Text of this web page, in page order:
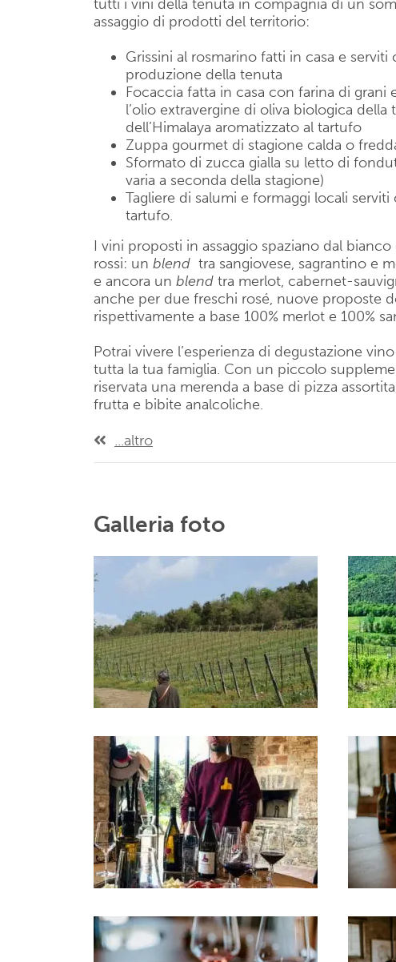
tutti i vini della tenuta in compagnia di un
assaggio di prodotti del territorio:
Grissini al rosmarino fatti in casa e
produzione della tenuta
Focaccia fatta in casa con farina di grani
l’olio extravergine di oliva biologica della
dell’Himalaya aromatizzato al tartufo
Zuppa gourmet di stagione calda o
Sformato di zucca gialla su letto di
varia a seconda della stagione)
Tagliere di salumi e formaggi locali
tartufo.
I vini proposti in assaggio spaziano dal bianco
rossi: un blend tra sangiovese, sagrantino e
e ancora un blend tra merlot, cabernet-
anche per due freschi rosé, nuove proposte
rispettivamente a base 100% merlot e 100%
Potrai vivere l’esperienza di degustazione
tutta la tua famiglia. Con un piccolo
riservata una merenda a base di pizza
frutta e bibite analcoliche.
...altro
Galleria foto